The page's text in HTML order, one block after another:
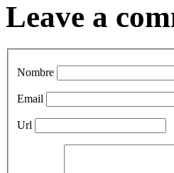
Leave a
Nombre
Email
Url